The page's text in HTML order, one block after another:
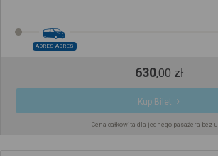
ADRES-ADRES
630,00 zł
Kup Bilet
Cena całkowita dla jednego pasażera bez